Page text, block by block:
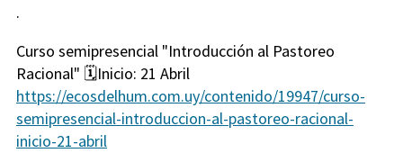
.
Curso semipresencial "Introducción al Pastoreo
Racional" 🗓️Inicio: 21 Abril
https://ecosdelhum.com.uy/contenido/19947/curso-
semipresencial-introduccion-al-pastoreo-racional-
inicio-21-abril